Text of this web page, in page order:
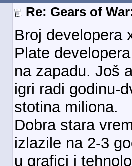
Re: Gears of
Broj developera
Plate
na zapadu. Još
igri radi godinu-
stotina miliona.
Dobra stara
izlazile na 2-3
u grafici i